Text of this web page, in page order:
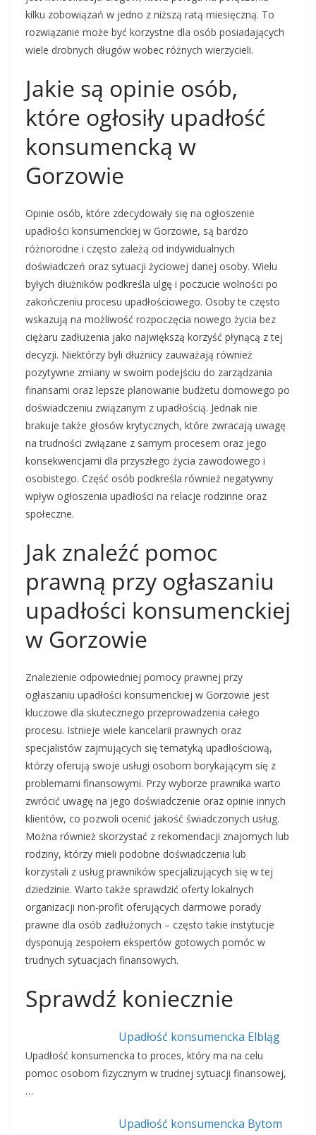
kilku zobowiązań w jedno z niższą ratą miesięczną. To
rozwiązanie może być korzystne dla osób posiadających
wiele drobnych długów wobec różnych wierzycieli.
Jakie są opinie osób,
które ogłosiły upadłość
konsumencką w
Gorzowie
Opinie osób, które zdecydowały się na ogłoszenie
upadłości konsumenckiej w Gorzowie, są bardzo
różnorodne i często zależą od indywidualnych
doświadczeń oraz sytuacji życiowej danej osoby. Wielu
byłych dłużników podkreśla ulgę i poczucie wolności po
zakończeniu procesu upadłościowego. Osoby te często
wskazują na możliwość rozpoczęcia nowego życia bez
ciężaru zadłużenia jako największą korzyść płynącą z tej
decyzji. Niektórzy byli dłużnicy zauważają również
pozytywne zmiany w swoim podejściu do zarządzania
finansami oraz lepsze planowanie budżetu domowego po
doświadczeniu związanym z upadłością. Jednak nie
brakuje także głosów krytycznych, które zwracają uwagę
na trudności związane z samym procesem oraz jego
konsekwencjami dla przyszłego życia zawodowego i
osobistego. Część osób podkreśla również negatywny
wpływ ogłoszenia upadłości na relacje rodzinne oraz
społeczne.
Jak znaleźć pomoc
prawną przy ogłaszaniu
upadłości konsumenckiej
w Gorzowie
Znalezienie odpowiedniej pomocy prawnej przy
ogłaszaniu upadłości konsumenckiej w Gorzowie jest
kluczowe dla skutecznego przeprowadzenia całego
procesu. Istnieje wiele kancelarii prawnych oraz
specjalistów zajmujących się tematyką upadłościową,
którzy oferują swoje usługi osobom borykającym się z
problemami finansowymi. Przy wyborze prawnika warto
zwrócić uwagę na jego doświadczenie oraz opinie innych
klientów, co pozwoli ocenić jakość świadczonych usług.
Można również skorzystać z rekomendacji znajomych lub
rodziny, którzy mieli podobne doświadczenia lub
korzystali z usług prawników specjalizujących się w tej
dziedzinie. Warto także sprawdzić oferty lokalnych
organizacji non-profit oferujących darmowe porady
prawne dla osób zadłużonych – często takie instytucje
dysponują zespołem ekspertów gotowych pomóc w
trudnych sytuacjach finansowych.
Sprawdź koniecznie
Upadłość konsumencka Elbląg
Upadłość konsumencka to proces, który ma na celu
pomoc osobom fizycznym w trudnej sytuacji finansowej,
…
Upadłość konsumencka Bytom